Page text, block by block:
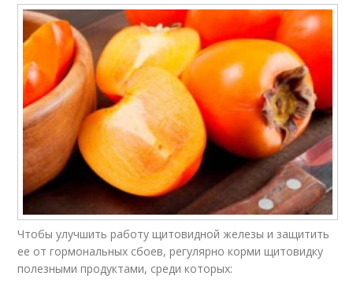
Чтобы улучшить работу щитовидной железы и защитить
ее от гормональных сбоев, регулярно корми щитовидку
полезными продуктами, среди которых: